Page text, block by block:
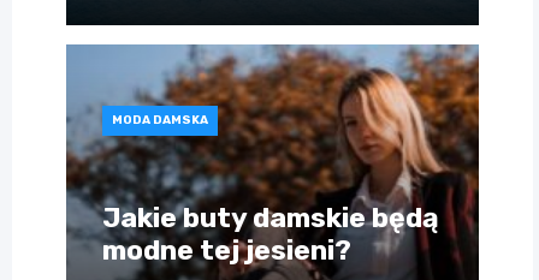
MODA DAMSKA
Jakie buty damskie będą
modne tej jesieni?